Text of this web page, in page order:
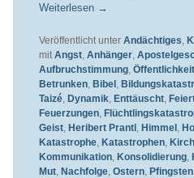
Weiterlesen →
Veröffentlicht unter Andächtiges,
mit Angst, Anhänger,
Aufbruchstimmung,
Betrunken, Bibel ,
Taizé, Dynamik, Enttäuscht,
Feuerzungen,
Geist, Heribert Prantl , Himmel ,
Katastrophe, Katastrophen,
Kommunikation, Konsolidierung,
Mut, Nachfolge, Ostern, Pfingsten